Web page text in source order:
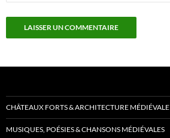
CHÂTEAUX FORTS & ARCHITECTURE MÉDIÉVALE
MUSIQUES, POÉSIES & CHANSONS MÉDIÉVALES